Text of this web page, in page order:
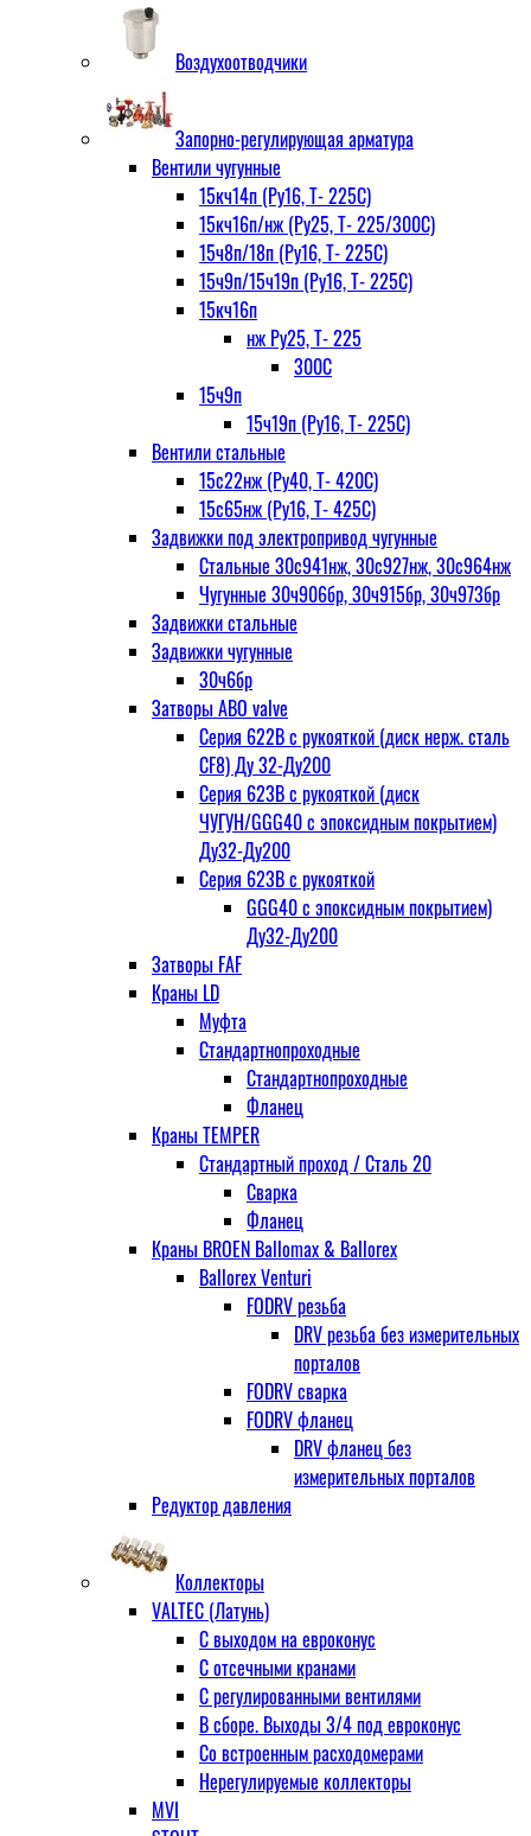
Воздухоотводчики
Запорно-регулирующая арматура
Вентили чугунные
15кч14п (Ру16, Т- 225С)
15кч16п/нж (Ру25, Т- 225/300С)
15ч8п/18п (Ру16, Т- 225С)
15ч9п/15ч19п (Ру16, Т- 225С)
15кч16п
нж Ру25, Т- 225
300С
15ч9п
15ч19п (Ру16, Т- 225С)
Вентили стальные
15с22нж (Ру40, Т- 420С)
15с65нж (Ру16, Т- 425С)
Задвижки под электропривод чугунные
Стальные 30с941нж, 30с927нж, 30с964нж
Чугунные 30ч906бр, 30ч915бр, 30ч973бр
Задвижки стальные
Задвижки чугунные
30ч6бр
Затворы ABO valve
Серия 622В с рукояткой (диск нерж. сталь
CF8) Ду 32-Ду200
Серия 623В с рукояткой (диск
ЧУГУН/GGG40 с эпоксидным покрытием)
Ду32-Ду200
Серия 623В с рукояткой
GGG40 с эпоксидным покрытием)
Ду32-Ду200
Затворы FAF
Краны LD
Муфта
Стандартнопроходные
Стандартнопроходные
Фланец
Краны TEMPER
Стандартный проход / Cталь 20
Сварка
Фланец
Краны BROEN Ballomax & Ballorex
Ballorex Venturi
FODRV резьба
DRV резьба без измерительных
порталов
FODRV сварка
FODRV фланец
DRV фланец без
измерительных порталов
Редуктор давления
Коллекторы
VALTEC (Латунь)
С выходом на евроконус
С отсечными кранами
С регулированными вентилями
В сборе. Выходы 3/4 под евроконус
Со встроенным расходомерами
Нерегулируемые коллекторы
MVI